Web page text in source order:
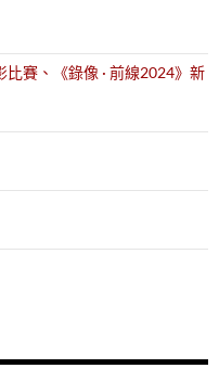
賽、《錄像 · 前線2024》新